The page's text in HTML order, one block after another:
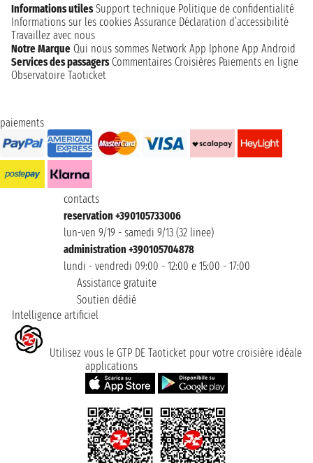
Informations utiles Support technique Politique de confidentialité
Informations sur les cookies Assurance Déclaration d’accessibilité
Travaillez avec nous
Notre Marque Qui nous sommes Network App Iphone App Android
Services des passagers Commentaires Croisières Paiements en ligne
Observatoire Taoticket
paiements
contacts
reservation +390105733006
lun-ven 9/19 - samedi 9/13 (32 linee)
administration +390105704878
lundi - vendredi 09:00 - 12:00 e 15:00 - 17:00
Assistance gratuite
Soutien dédié
Intelligence artificiel
Utilisez vous le GTP DE Taoticket pour votre croisière idéale
applications